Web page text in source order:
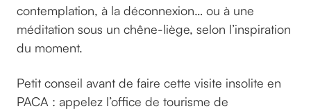
contemplation, à la déconnexion… ou à une
méditation sous un chêne-liège, selon l’inspiration
du moment.
Petit conseil avant de faire cette visite insolite en
PACA : appelez l’office de tourisme de